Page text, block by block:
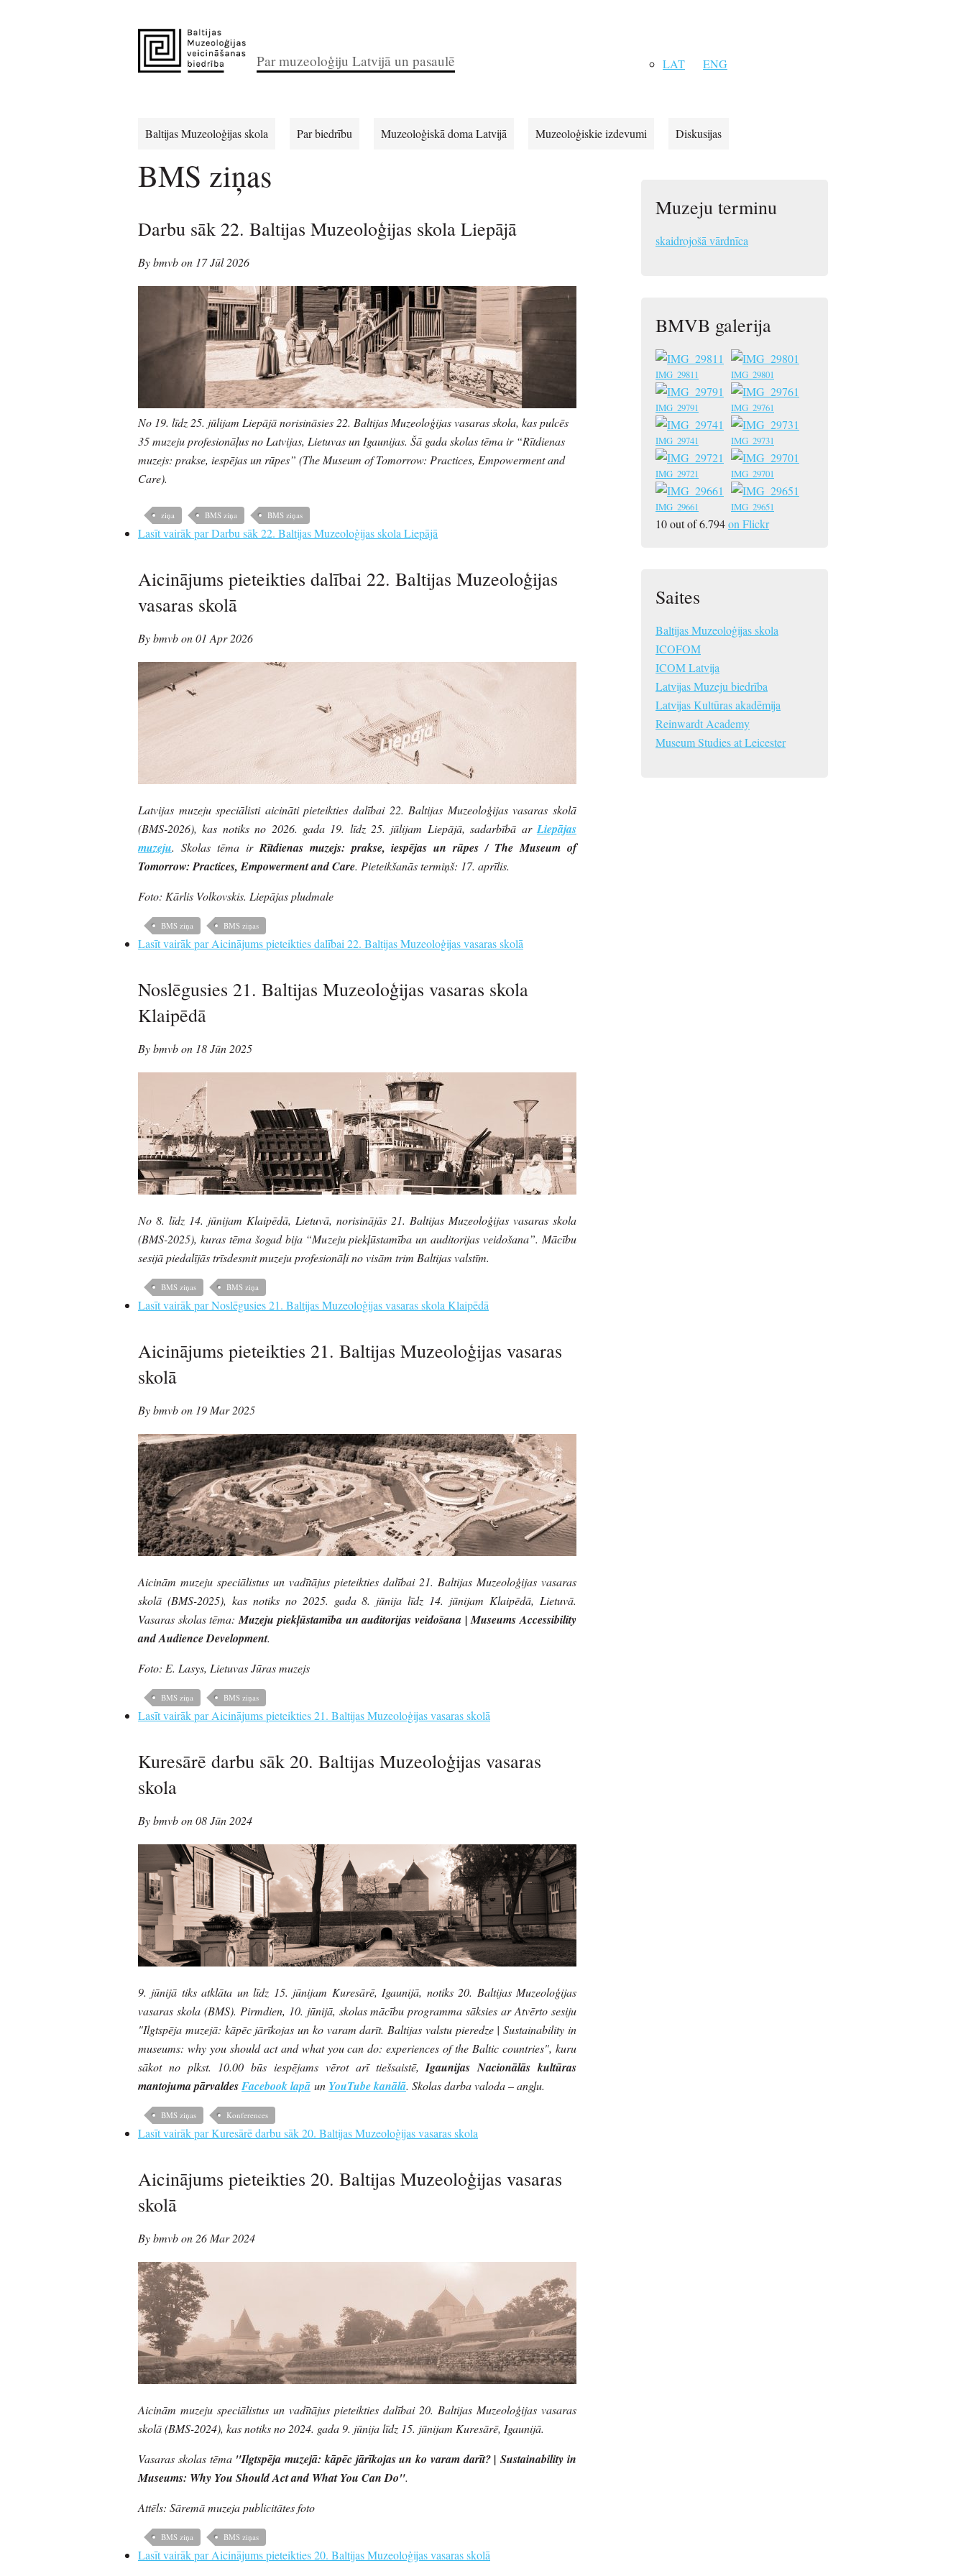
LAT ENG
Par muzeoloģiju Latvijā un pasaulē
Baltijas Muzeoloģijas skola Par biedrību Muzeoloģiskā doma Latvijā Muzeoloģiskie izdevumi Diskusijas
BMS ziņas
Darbu sāk 22. Baltijas Muzeoloģijas skola Liepājā
By bmvb on 17 Jūl 2026
No 19. līdz 25. jūlijam Liepājā norisināsies 22. Baltijas Muzeoloģijas vasaras skola, kas pulcēs
35 muzeju profesionāļus no Latvijas, Lietuvas un Igaunijas. Šā gada skolas tēma ir “Rītdienas
muzejs: prakse, iespējas un rūpes” (The Museum of Tomorrow: Practices, Empowerment and
Care).
ziņa BMS ziņa BMS ziņas
Lasīt vairākpar Darbu sāk 22. Baltijas Muzeoloģijas skola Liepājā
Aicinājums pieteikties dalībai 22. Baltijas Muzeoloģijas
vasaras skolā
By bmvb on 01 Apr 2026
Latvijas muzeju speciālisti aicināti pieteikties dalībai 22. Baltijas Muzeoloģijas vasaras skolā
(BMS-2026), kas notiks no 2026. gada 19. līdz 25. jūlijam Liepājā, sadarbībā ar Liepājas
muzeju. Skolas tēma ir Rītdienas muzejs: prakse, iespējas un rūpes / The Museum of
Tomorrow: Practices, Empowerment and Care. Pieteikšanās termiņš: 17. aprīlis.
Foto: Kārlis Volkovskis. Liepājas pludmale
BMS ziņa BMS ziņas
Lasīt vairākpar Aicinājums pieteikties dalībai 22. Baltijas Muzeoloģijas vasaras skolā
Noslēgusies 21. Baltijas Muzeoloģijas vasaras skola
Klaipēdā
By bmvb on 18 Jūn 2025
No 8. līdz 14. jūnijam Klaipēdā, Lietuvā, norisinājās 21. Baltijas Muzeoloģijas vasaras skola
(BMS-2025), kuras tēma šogad bija “Muzeju piekļūstamība un auditorijas veidošana”. Mācību
sesijā piedalījās trīsdesmit muzeju profesionāļi no visām trim Baltijas valstīm.
BMS ziņas BMS ziņa
Lasīt vairākpar Noslēgusies 21. Baltijas Muzeoloģijas vasaras skola Klaipēdā
Aicinājums pieteikties 21. Baltijas Muzeoloģijas vasaras
skolā
By bmvb on 19 Mar 2025
Aicinām muzeju speciālistus un vadītājus pieteikties dalībai 21. Baltijas Muzeoloģijas vasaras
skolā (BMS-2025), kas notiks no 2025. gada 8. jūnija līdz 14. jūnijam Klaipēdā, Lietuvā.
Vasaras skolas tēma:Muzeju piekļūstamība un auditorijas veidošana | Museums Accessibility
and Audience Development.
Foto: E. Lasys, Lietuvas Jūras muzejs
BMS ziņa BMS ziņas
Lasīt vairākpar Aicinājums pieteikties 21. Baltijas Muzeoloģijas vasaras skolā
Kuresārē darbu sāk 20. Baltijas Muzeoloģijas vasaras
skola
By bmvb on 08 Jūn 2024
9. jūnijā tiks atklāta un līdz 15. jūnijam Kuresārē, Igaunijā, notiks 20. Baltijas Muzeoloģijas
vasaras skola (BMS). Pirmdien, 10. jūnijā, skolas mācību programma sāksies ar Atvērto sesiju
"Ilgtspēja muzejā: kāpēc jārīkojas un ko varam darīt. Baltijas valstu pieredze | Sustainability in
museums: why you should act and what you can do: experiences of the Baltic countries", kuru
sākot no plkst. 10.00 būs iespējams vērot arī tiešsaistē,Igaunijas Nacionālās kultūras
mantojuma pārvaldesFacebook lapā un YouTube kanālā. Skolas darba valoda – angļu.
BMS ziņas Konferences
Lasīt vairākpar Kuresārē darbu sāk 20. Baltijas Muzeoloģijas vasaras skola
Aicinājums pieteikties 20. Baltijas Muzeoloģijas vasaras
skolā
By bmvb on 26 Mar 2024
Aicinām muzeju speciālistus un vadītājus pieteikties dalībai 20. Baltijas Muzeoloģijas vasaras
skolā (BMS-2024), kas notiks no 2024. gada 9. jūnija līdz 15. jūnijam Kuresārē, Igaunijā.
Vasaras skolas tēma "Ilgtspēja muzejā: kāpēc jārīkojas un ko varam darīt? | Sustainability in
Museums: Why You Should Act and What You Can Do".
Attēls: Sāremā muzeja publicitātes foto
BMS ziņa BMS ziņas
Lasīt vairākpar Aicinājums pieteikties 20. Baltijas Muzeoloģijas vasaras skolā
Muzeju terminu
skaidrojošā vārdnīca
BMVB galerija
IMG_29811 IMG_29801
IMG_29791 IMG_29761
IMG_29741 IMG_29731
IMG_29721 IMG_29701
IMG_29661 IMG_29651
10 out of 6.794on Flickr
Saites
Baltijas Muzeoloģijas skola
ICOFOM
ICOM Latvija
Latvijas Muzeju biedrība
Latvijas Kultūras akadēmija
Reinwardt Academy
Museum Studies at Leicester